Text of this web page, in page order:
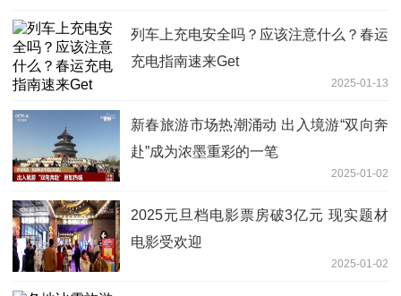
列车上充电安全吗？应该注意什么？春运
充电指南速来Get
2025-01-13
新春旅游市场热潮涌动 出入境游“双向奔
赴”成为浓墨重彩的一笔
2025-01-02
2025元旦档电影票房破3亿元 现实题材
电影受欢迎
2025-01-02